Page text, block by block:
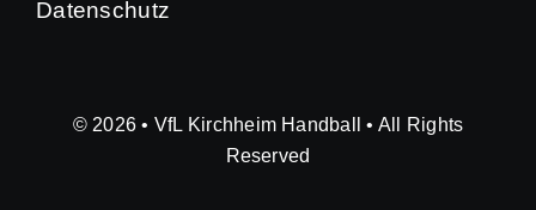
Datenschutz
© 2026 • VfL Kirchheim Handball • All Rights
Reserved